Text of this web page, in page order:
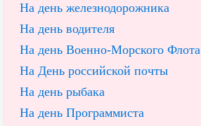
На день железнодорожника
На день водителя
На день Военно-Морского Флота
На День российской почты
На день рыбака
На день Программиста